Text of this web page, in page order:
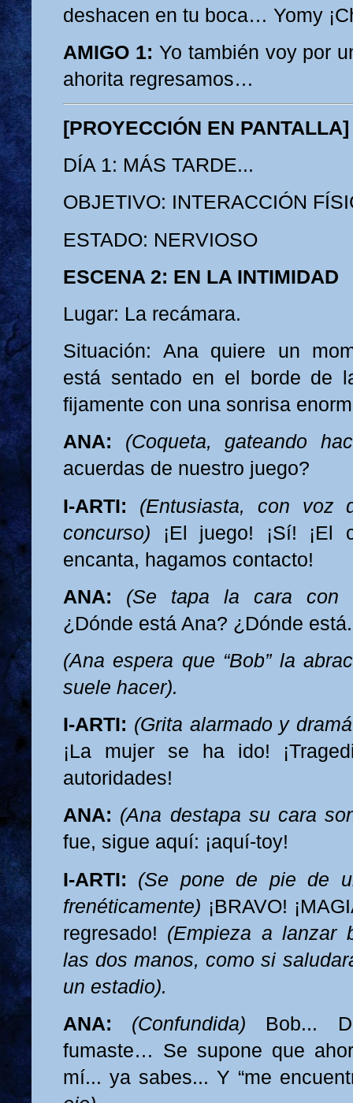
deshacen en tu boca… Yomy
AMIGO 1: Yo también voy por
ahorita regresamos…
[PROYECCIÓN EN PANTALLA]
DÍA 1: MÁS TARDE...
OBJETIVO: INTERACCIÓN
ESTADO: NERVIOSO
ESCENA 2: EN LA INTIMIDAD
Lugar: La recámara.
Situación: Ana quiere un
está sentado en el borde de
fijamente con una sonrisa
ANA:
(Coqueta, gateando
acuerdas de nuestro juego?
I-ARTI:
(Entusiasta, con voz
concurso) ¡El juego! ¡Sí! ¡El
encanta, hagamos contacto!
ANA:
(Se tapa la cara con
¿Dónde está Ana? ¿Dónde
(Ana espera que “Bob” la
suele hacer).
I-ARTI: (Grita alarmado y
¡La mujer se ha ido!
autoridades!
ANA: (Ana destapa su cara
fue, sigue aquí: ¡aquí-toy!
I-ARTI:
(Se pone de pie de
frenéticamente) ¡BRAVO!
regresado! (Empieza a lanzar
las dos manos, como si
un estadio).
ANA:
(Confundida) Bob...
fumaste… Se supone que
mí... ya sabes... Y “me